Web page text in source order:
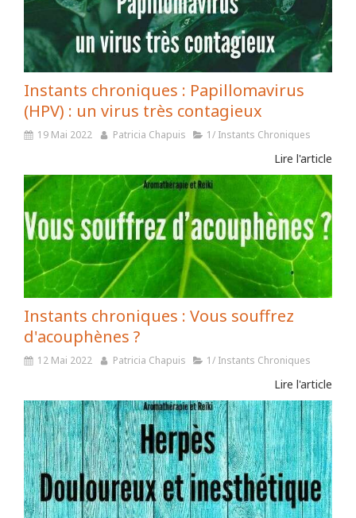
Instants chroniques : Papillomavirus
(HPV) : un virus très contagieux
19 Mai 2022 Patricia Chapuis 1/ Instants Chroniques
Lire l'article
Instants chroniques : Vous souffrez
d'acouphènes ?
12 Mai 2022 Patricia Chapuis 1/ Instants Chroniques
Lire l'article